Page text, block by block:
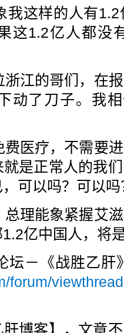
这样的人有1.2
这1.2亿人都没
的哥们，在报
动了刀子。我
疗，不需要进
是正常人的我
可以吗？可以
能象紧握艾滋
亿中国人，将
坛－《战胜乙
forum/
博客】，文章